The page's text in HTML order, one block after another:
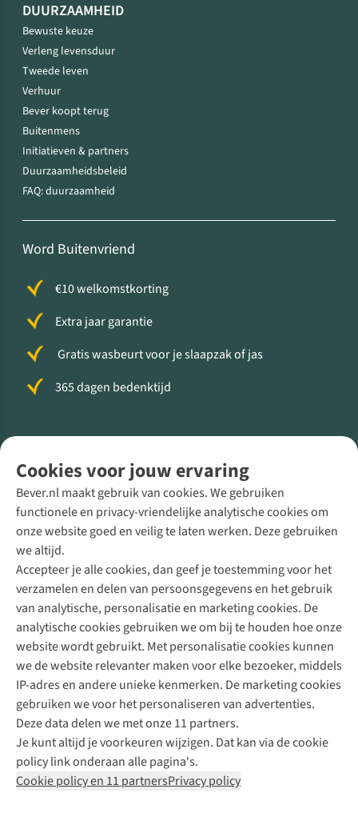
Cookies voor jouw ervaring
Bever.nl maakt gebruik van cookies. We gebruiken
functionele en privacy-vriendelijke analytische cookies om
onze website goed en veilig te laten werken. Deze gebruiken
we altijd.
Accepteer je alle cookies, dan geef je toestemming voor het
verzamelen en delen van persoonsgegevens en het gebruik
van analytische, personalisatie en marketing cookies. De
analytische cookies gebruiken we om bij te houden hoe onze
website wordt gebruikt. Met personalisatie cookies kunnen
we de website relevanter maken voor elke bezoeker, middels
IP-adres en andere unieke kenmerken. De marketing cookies
gebruiken we voor het personaliseren van advertenties.
Deze data delen we met onze 11 partners.
Je kunt altijd je voorkeuren wijzigen. Dat kan via de cookie
policy link onderaan alle pagina's.
Cookie policy en 11 partnersPrivacy policy
DUURZAAMHEID
Bewuste keuze
Verleng levensduur
Tweede leven
Verhuur
Bever koopt terug
Buitenmens
Initiatieven & partners
Duurzaamheidsbeleid
FAQ: duurzaamheid
Word Buitenvriend
€10 welkomstkorting
Extra jaar garantie
Gratis wasbeurt voor je slaapzak of jas
365 dagen bedenktijd
Direct advies van een Buitenexpert
+31 (0)85 888 50 88
+31 6 12 28 49 80
Contactformulier